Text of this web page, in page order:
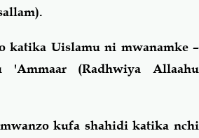
katika Uislamu ni mwanamke –
'Ammaar (Radhwiya Allaahu
kufa shahidi katika nchi